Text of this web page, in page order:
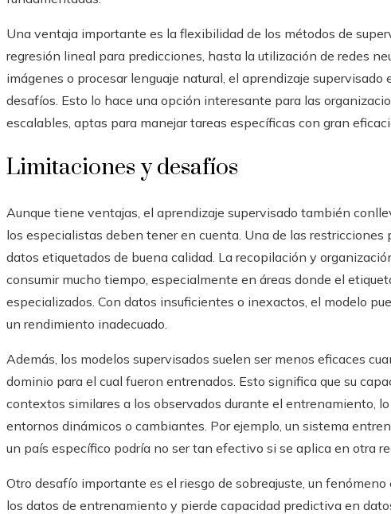
Una ventaja importante es la flexibilidad de los métodos de
regresión lineal para predicciones, hasta la utilización de redes
imágenes o procesar lenguaje natural, el aprendizaje
desafíos. Esto lo hace una opción interesante para las
escalables, aptas para manejar tareas específicas con gran
Limitaciones y desafíos
Aunque tiene ventajas, el aprendizaje supervisado también
los especialistas deben tener en cuenta. Una de las
datos etiquetados de buena calidad. La recopilación y
consumir mucho tiempo, especialmente en áreas donde el
especializados. Con datos insuficientes o inexactos, el modelo
un rendimiento inadecuado.
Además, los modelos supervisados suelen ser menos eficaces
dominio para el cual fueron entrenados. Esto significa que su
contextos similares a los observados durante el entrenamiento,
entornos dinámicos o cambiantes. Por ejemplo, un sistema
un país específico podría no ser tan efectivo si se aplica en otra
Otro desafío importante es el riesgo de sobreajuste, un
los datos de entrenamiento y pierde capacidad predictiva en